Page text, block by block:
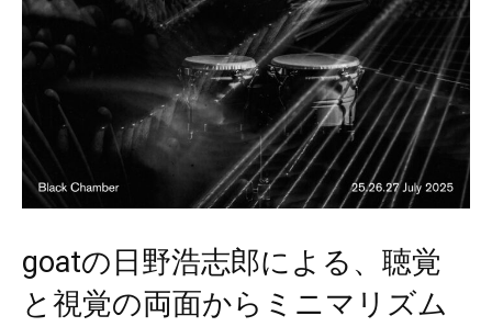
goatの日野浩志郎による、聴覚
と視覚の両面からミニマリズム